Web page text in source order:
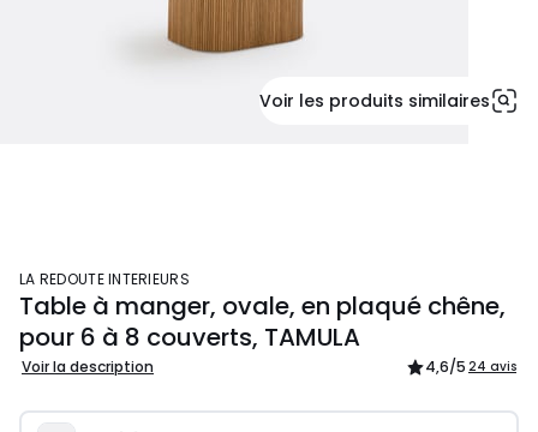
Voir les produits similaires
LA REDOUTE INTERIEURS
Table à manger, ovale, en plaqué chêne,
pour 6 à 8 couverts, TAMULA
Voir la description 4,6/5 24 avis